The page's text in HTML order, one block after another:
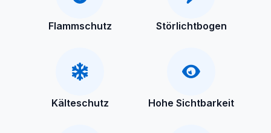
Flammschutz Störlichtbogen
Kälteschutz Hohe Sichtbarkeit